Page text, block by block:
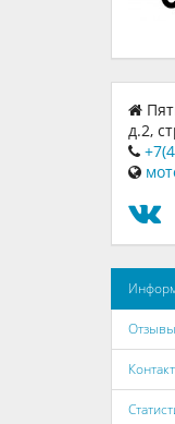
д.2,
Отзывы